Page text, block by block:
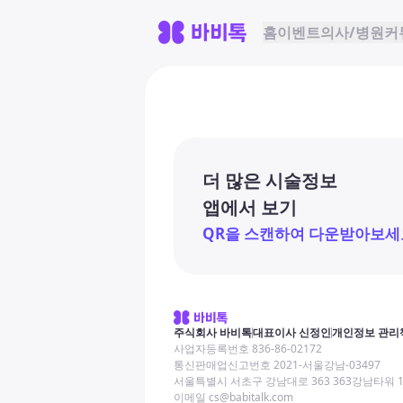
홈이벤트의사/병원커
더 많은 시술정보
앱에서 보기
QR을 스캔하여 다운받아보세
주식회사 바비톡대표이사 신정인개인정보 관리
사업자등록번호 836-86-02172
통신판매업신고번호 2021-서울강남-03497
서울특별시 서초구 강남대로 363 363강남타워
이메일 cs@babitalk.com